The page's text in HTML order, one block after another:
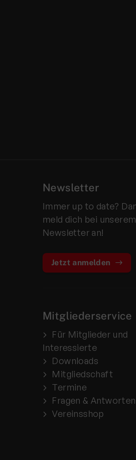
Newsletter
Immer up to date?
meld dich bei unserem
Newsletter an!
Jetzt anmelden
Mitgliederservice
Für Mitglieder und
Interessierte
Downloads
Mitgliedschaft
Termine
Fragen & Antworten
Vereinsshop